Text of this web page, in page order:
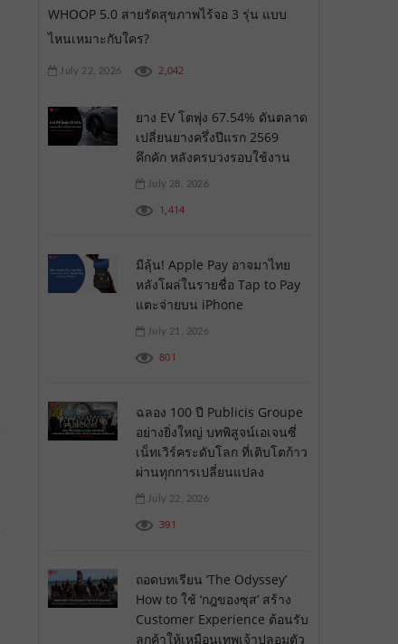
WHOOP 5.0 สายรัดสุขภาพไร้จอ 3 รุ่น แบบ
ไหนเหมาะกับใคร?
July 22, 2026 2,042
ยาง EV โตพุ่ง 67.54% ดันตลาด
เปลี่ยนยางครึ่งปีแรก 2569
คึกคัก หลังครบวงรอบใช้งาน
July 28, 2026
1,414
มีลุ้น! Apple Pay อาจมาไทย
หลังโผล่ในรายชื่อ Tap to Pay
แตะจ่ายบน iPhone
July 21, 2026
801
ฉลอง 100 ปี Publicis Groupe
อย่างยิ่งใหญ่ บทพิสูจน์เอเจนซี่
เน็ทเวิร์คระดับโลก ที่เติบโตก้าว
ผ่านทุกการเปลี่ยนแปลง
July 22, 2026
391
ถอดบทเรียน ‘The Odyssey’
How to ใช้ ‘กฎของซุส’ สร้าง
Customer Experience ต้อนรับ
ลูกค้าให้เหมือนเทพเจ้าปลอมตัว